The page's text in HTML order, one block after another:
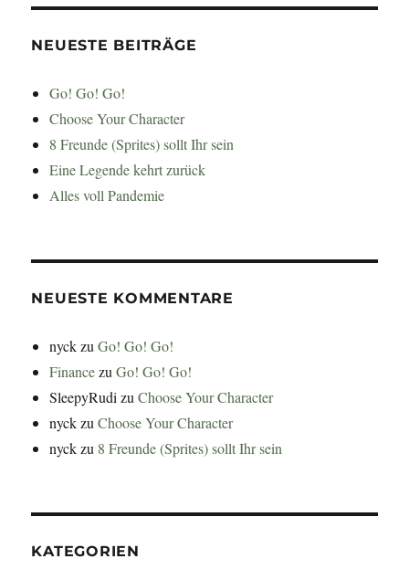
NEUESTE BEITRÄGE
Go! Go! Go!
Choose Your Character
8 Freunde (Sprites) sollt Ihr sein
Eine Legende kehrt zurück
Alles voll Pandemie
NEUESTE KOMMENTARE
nyckzuGo! Go! Go!
FinancezuGo! Go! Go!
SleepyRudi zuChoose Your Character
nyckzuChoose Your Character
nyckzu 8 Freunde (Sprites) sollt Ihr sein
KATEGORIEN